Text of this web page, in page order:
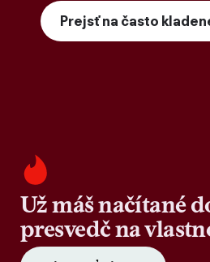
Prejsť na často
Už máš načítané
presvedč na